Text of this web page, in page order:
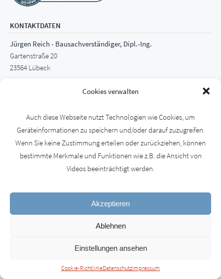
Cookies verwalten
Auch diese Webseite nutzt Technologien wie Cookies, um
Geräteinformationen zu speichern und/oder darauf zuzugreifen.
Wenn Sie keine Zustimmung erteilen oder zurückziehen, können
bestimmte Merkmale und Funktionen wie z.B. die Ansicht von
Videos beeinträchtigt werden.
Akzeptieren
Ablehnen
Einstellungen ansehen
Cookie-RichtlinieDatenschutzImpressum
KONTAKTDATEN
Jürgen Reich - Bausachverständiger, Dipl.-Ing.
Gartenstraße 20
23564 Lübeck
© 2026 | Sorgenfreier Hausbau - Sachverständigenhilfe für Altbau und Neubau